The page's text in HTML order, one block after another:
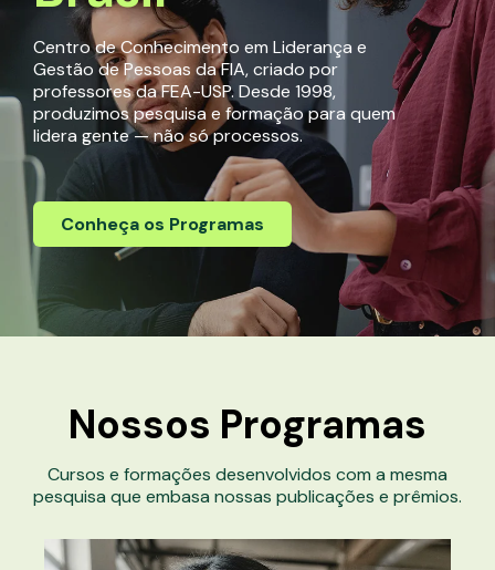
Centro de Conhecimento em Liderança e
Gestão de Pessoas da FIA, criado por
professores da FEA-USP. Desde 1998,
produzimos pesquisa e formação para quem
lidera gente — não só processos.
Conheça os Programas
Nossos Programas
Cursos e formações desenvolvidos com a mesma
pesquisa que embasa nossas publicações e prêmios.